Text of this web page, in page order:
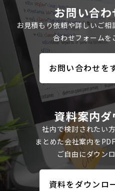
お問い合
お見積もり依頼や詳しいご
合わせフォームを
お問い合わせを
資料案内
社内で検討されたい
まとめた会社案内を
ご自由にダウン
資料をダウンロ